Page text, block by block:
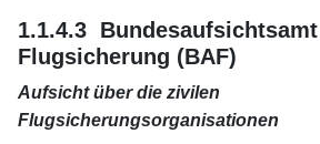
1.1.4.3
Flugsicherung (BAF)
Aufsicht über die zivilen
Flugsicherungsorganisationen